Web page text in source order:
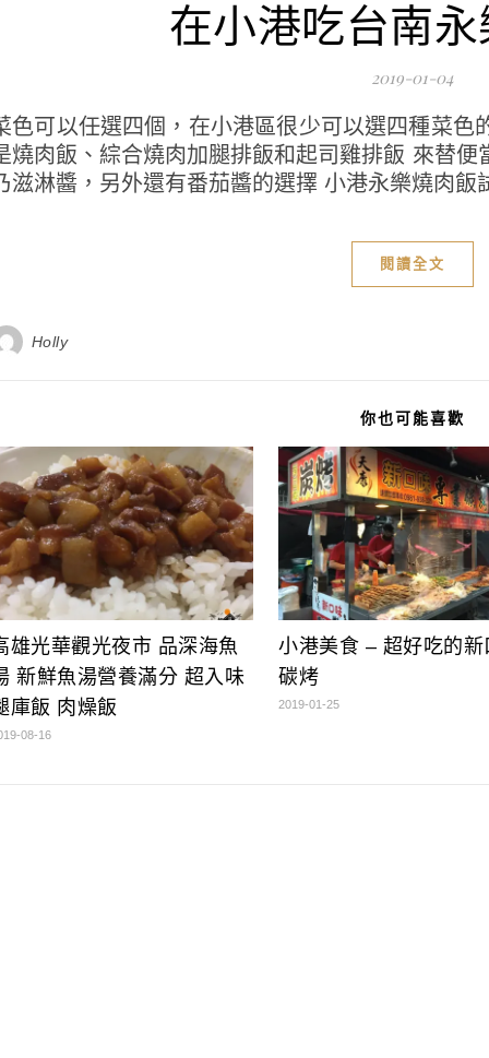
在小港吃台南
2019-01-04
色可以任選四個，在小港區很少可以選四種菜色
燒肉飯、綜合燒肉加腿排飯和起司雞排飯 來替
滋淋醬，另外還有番茄醬的選擇 小港永樂燒肉飯
閱讀全文
Holly
你也可能喜歡
雄光華觀光夜市 品深海魚
新鮮魚湯營養滿分 超入味
庫飯 肉燥飯
08-16
小港美食 – 超好吃的新
碳烤
2019-01-25